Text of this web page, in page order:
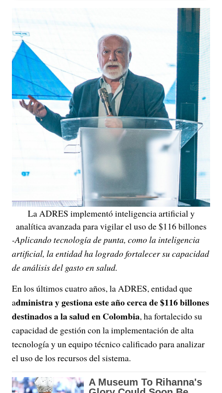
La ADRES implementó inteligencia artificial y
analítica avanzada para vigilar el uso de $116 billones
-Aplicando tecnología de punta, como la inteligencia
artificial, la entidad ha logrado fortalecer su capacidad
de análisis del gasto en salud.
En los últimos cuatro años, la ADRES, entidad que
administra y gestiona este año cerca de $116 billones
destinados a la salud en Colombia, ha fortalecido su
capacidad de gestión con la implementación de alta
tecnología y un equipo técnico calificado para analizar
el uso de los recursos del sistema.